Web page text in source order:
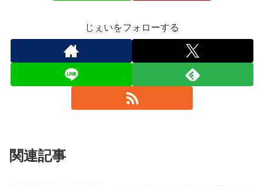
じぇいをフォローする
関連記事